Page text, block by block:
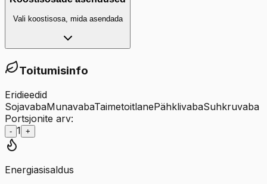
Vali koostisosa, mida asendada
Toitumisinfo
Eridieedid
SojavabaMunavabaTaimetoitlanePähklivabaSuhkruvaba
Portsjonite arv:
- 1 +
Energiasisaldus